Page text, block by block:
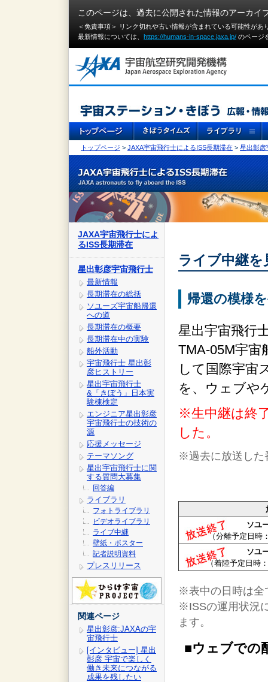
このページは、過去に公開された情報のアーカイ
＜免責事項＞ リンク切れや古い情報が含まれている可能性が
最新情報については、 https://humans-in-space.jaxa.jp/ のページ
トップページ > JAXA宇宙飛行士によるISS長期滞在 > 星出彰彦
JAXA宇宙飛行士によ
るISS長期滞在
星出彰彦宇宙飛行士
最新情報
長期滞在の総括
ソユーズ宇宙船帰還
への道
長期滞在の概要
長期滞在中の実験
船外活動
宇宙飛行士 星出彰
彦ヒストリー
星出宇宙飛行士
&「きぼう」日本実
験棟検定
エンジニア星出彰彦
宇宙飛行士の技術の
源
応援メッセージ
テーマソング
星出宇宙飛行士に関
する質問大募集
回答編
ライブラリ
フォトライブラリ
ビデオライブラリ
ライブ中継
壁紙・ポスター
記者説明資料
プレスリリース
関連ページ
星出彰彦:JAXAの宇
宙飛行士
[インタビュー] 星出
彰彦 宇宙で楽しく
働き未来につながる
成果を残したい
ライブ中継を
帰還の模様
星出宇宙飛行
TMA-05M宇宙
して国際宇宙
を、ウェブや
※生中継は終
した。
※過去に放送した
ソユ
（分離予定日時
ソユ
（着陸予定日時
※表中の日時は全
※ISSの運用状況
ます。
■ウェブでの